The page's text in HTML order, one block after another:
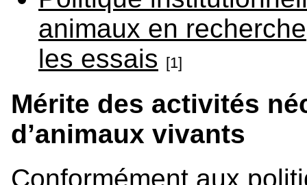
animaux en
les essais
[1]
Mérite des activités
d’animaux vivants
Conformément aux